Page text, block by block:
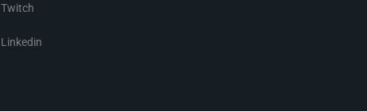
Twitch
Linkedin